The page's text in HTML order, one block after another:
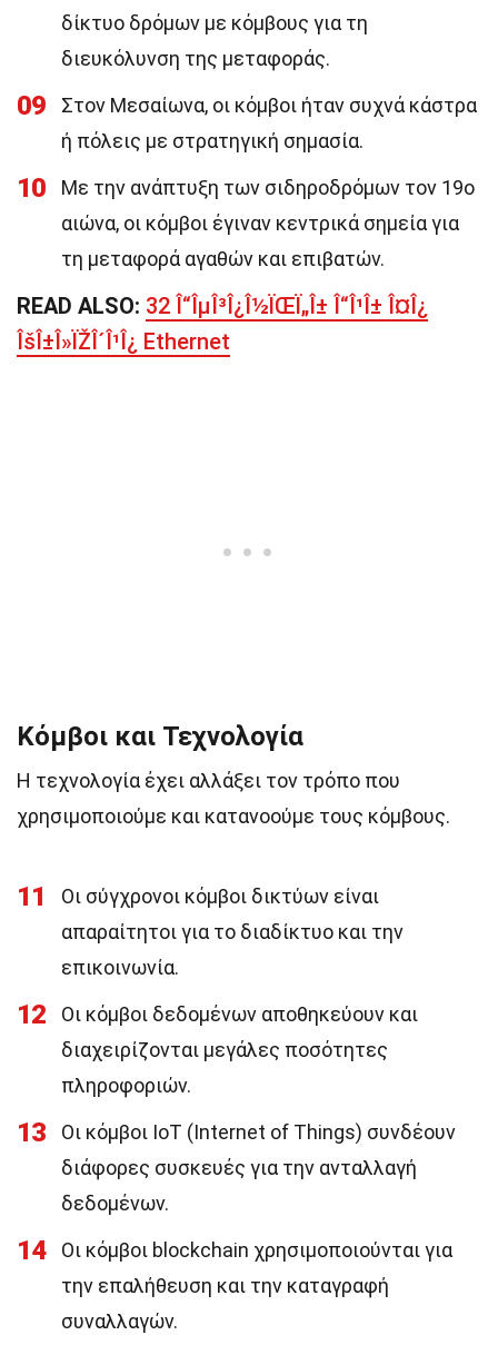
δίκτυο δρόμων με κόμβους για τη
διευκόλυνση της μεταφοράς.
09
Στον Μεσαίωνα, οι κόμβοι ήταν συχνά κάστρα
ή πόλεις με στρατηγική σημασία.
10
Με την ανάπτυξη των σιδηροδρόμων τον 19ο
αιώνα, οι κόμβοι έγιναν κεντρικά σημεία για
τη μεταφορά αγαθών και επιβατών.
READ ALSO: 32 Î“ÎµÎ³Î¿Î½ÏŒÏ„Î± Î“Î¹Î± Î¤Î¿
ÎšÎ±Î»ÏŽÎ´Î¹Î¿ Ethernet
Κόμβοι και Τεχνολογία
Η τεχνολογία έχει αλλάξει τον τρόπο που
χρησιμοποιούμε και κατανοούμε τους κόμβους.
11
Οι σύγχρονοι κόμβοι δικτύων είναι
απαραίτητοι για το διαδίκτυο και την
επικοινωνία.
12
Οι κόμβοι δεδομένων αποθηκεύουν και
διαχειρίζονται μεγάλες ποσότητες
πληροφοριών.
13
Οι κόμβοι IoT (Internet of Things) συνδέουν
διάφορες συσκευές για την ανταλλαγή
δεδομένων.
14
Οι κόμβοι blockchain χρησιμοποιούνται για
την επαλήθευση και την καταγραφή
συναλλαγών.